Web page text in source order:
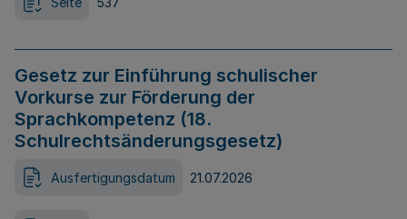
Gesetz zur Einführung schulischer
Vorkurse zur Förderung der
Sprachkompetenz (18.
Schulrechtsänderungsgesetz)
Ausfertigungsdatum 21.07.2026